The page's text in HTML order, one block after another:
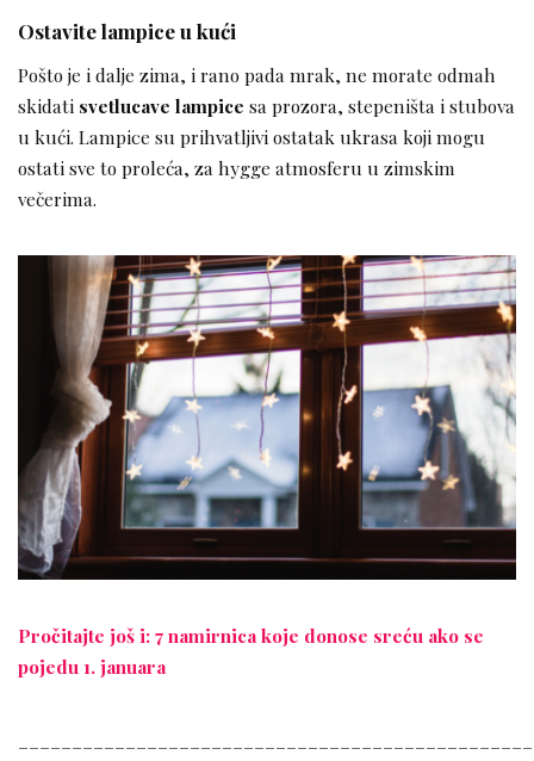
Ostavite lampice u kući
Pošto je i dalje zima, i rano pada mrak, ne morate odmah
skidati svetlucave lampice sa prozora, stepeništa i stubova
u kući. Lampice su prihvatljivi ostatak ukrasa koji mogu
ostati sve to proleća, za hygge atmosferu u zimskim
večerima.
Pročitajte još i: 7 namirnica koje donose sreću ako se
pojedu 1. januara